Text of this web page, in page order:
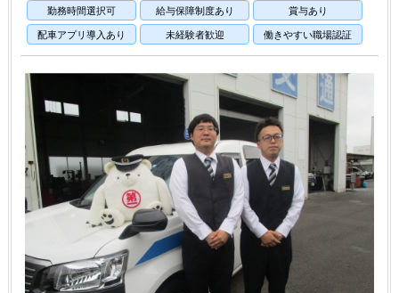
勤務時間選択可 給与保障制度あり 賞与あり
配車アプリ導入あり 未経験者歓迎 働きやすい職場認証